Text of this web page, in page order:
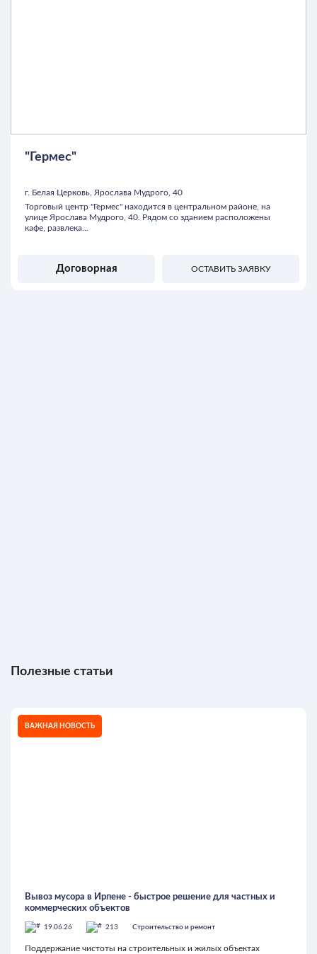
"Гермес"
г. Белая Церковь, Ярослава Мудрого, 40
Торговый центр "Гермес" находится в центральном районе, на
улице Ярослава Мудрого, 40. Рядом со зданием расположены
кафе, развлека...
Договорная ОСТАВИТЬ ЗАЯВКУ
Полезные статьи
ВАЖНАЯ НОВОСТЬ
Вывоз мусора в Ирпене - быстрое решение для частных и
коммерческих объектов
19.06.26 213 Строительство и ремонт
Поддержание чистоты на строительных и жилых объектах